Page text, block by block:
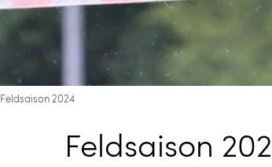
Feldsaison 2024
Feldsaison